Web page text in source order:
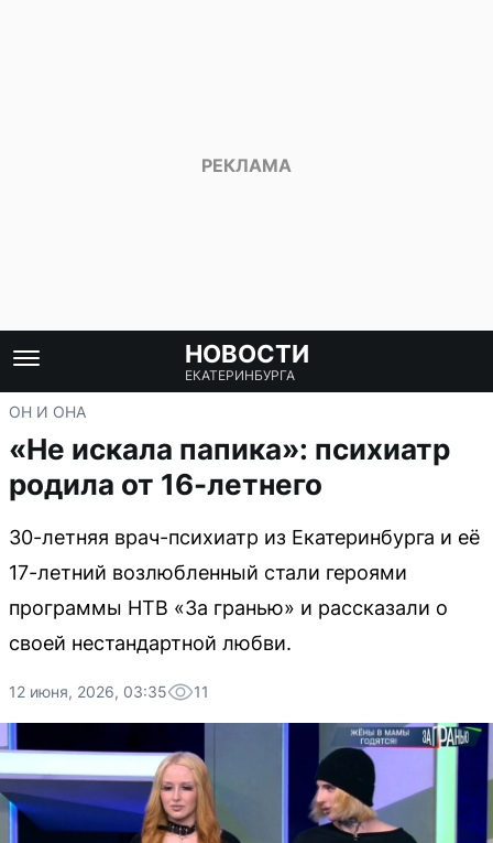
НОВОСТИ
ЕКАТЕРИНБУРГА
ОН И ОНА
«Не искала папика»: психиатр
родила от 16-летнего
30-летняя врач-психиатр из Екатеринбурга и её
17-летний возлюбленный стали героями
программы НТВ «За гранью» и рассказали о
своей нестандартной любви.
12 июня, 2026, 03:35 11